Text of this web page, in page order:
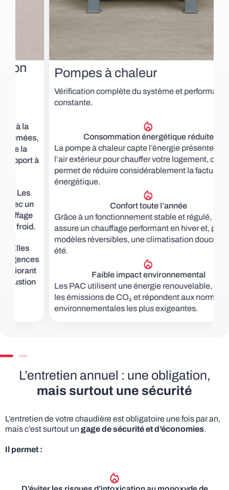
Pompes à chaleur
Vérification complète du système et performance
constante.
Consommation énergétique réduite
La pompe à chaleur capte l’énergie présente dans
l’air extérieur pour chauffer votre logement, ce qui
permet de réduire considérablement la facture
énergétique.
Confort toute l’année
Grâce à un fonctionnement stable et régulé, la PAC
assure un chauffage performant en hiver et, pour les
modèles réversibles, une climatisation douce en
été.
Faible impact environnemental
Les PAC utilisent une énergie renouvelable, limitent
les émissions de CO₂ et répondent aux normes
environnementales les plus exigeantes.
L’entretien annuel : une obligation,
mais surtout une sécurité
L’entretien de votre chaudière est obligatoire une fois par an,
mais c’est surtout un gage de sécurité et d’économies.
Il permet :